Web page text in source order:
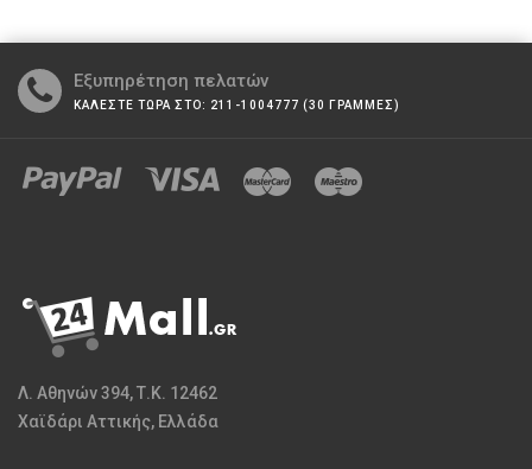
Εξυπηρέτηση πελατών
ΚΑΛΕΣΤΕ ΤΩΡΑ ΣΤΟ: 211-1004777 (30 ΓΡΑΜΜΕΣ)
Λ. Αθηνών 394, Τ.Κ. 12462
Χαϊδάρι Αττικής, Ελλάδα